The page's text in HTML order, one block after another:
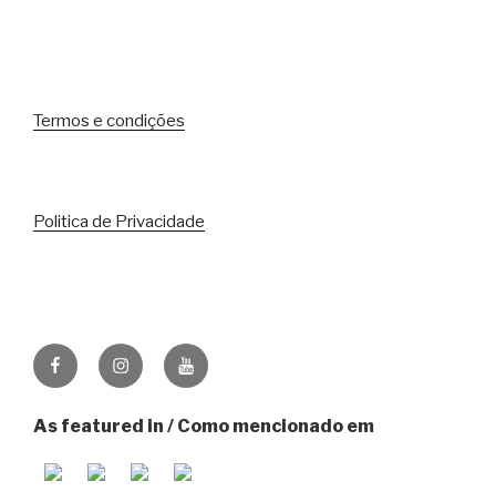
Termos e condições
Politica de Privacidade
FacebookInstagramYoutube
As featured in / Como mencionado em